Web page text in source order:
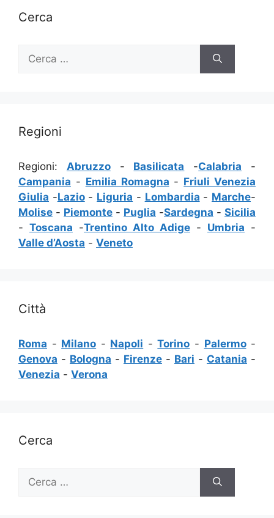
Cerca
per:
Regioni
Regioni: Abruzzo- Basilicata -Calabria -
Campania - Emilia Romagna - Friuli Venezia
Giulia -Lazio- Liguria - Lombardia - Marche-
Molise - Piemonte - Puglia -Sardegna - Sicilia
- Toscana -Trentino Alto Adige - Umbria -
Valle d’Aosta - Veneto
Città
Roma - Milano - Napoli -Torino - Palermo-
Genova - Bologna - Firenze - Bari - Catania -
Venezia - Verona
Cerca
per: